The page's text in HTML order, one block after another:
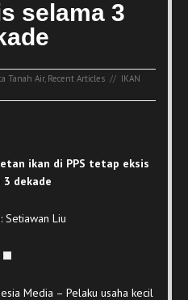
selama 3
Tanah Air, Recent Articles // IKAN
ikan di PPS tetap eksis
3 dekade
Setiawan Liu
Media – Pelaku usaha kecil